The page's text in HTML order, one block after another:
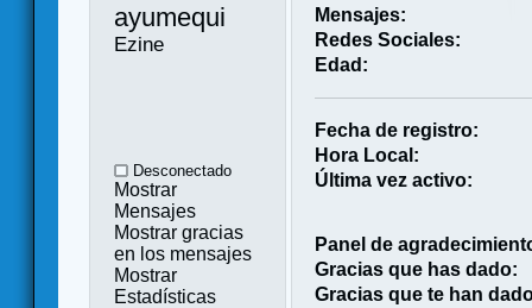
ayumequi
Ezine
Desconectado
Mostrar
Mensajes
Mostrar gracias
en los mensajes
Mostrar
Estadísticas
Mensajes:
Redes Sociales:
Edad:
Fecha de registro:
Hora Local:
Última vez activo:
Panel de
Gracias que has dado:
Gracias que te han